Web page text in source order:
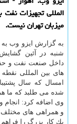
المللی تجهیزات
میزبان تهران نیست.
به گزارش ایزو وب به
شنبه در آئین
داخل صنعت نفت و
های بین المللی
امسال كه سال
شده می طلبد كه ما
وی اضافه كرد: انجام
و همراهی های مختلف
یك كار بزرگ را